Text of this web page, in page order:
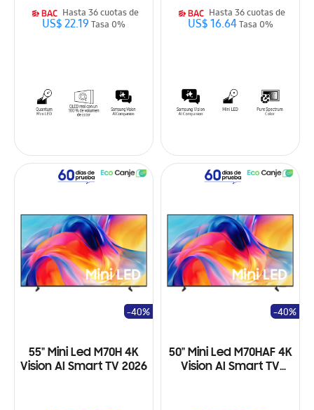
Hasta 36 cuotas de
US$ 22.19Tasa 0%
Hasta 36 cuotas de
US$ 16.64Tasa 0%
55" Mini Led M70H 4K
Vision AI Smart TV 2026
-40%
50" Mini Led M70HAF 4K
Vision AI Smart TV
-40%